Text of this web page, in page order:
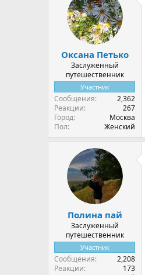
Оксана Петько
Заслуженный
путешественник
Участник
Сообщения
2,362
Реакции
267
Город
Москва
Пол
Женский
Полина пай
Заслуженный
путешественник
Участник
Сообщения
2,208
Реакции
173